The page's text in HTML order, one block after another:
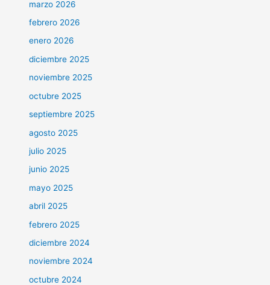
marzo 2026
febrero 2026
enero 2026
diciembre 2025
noviembre 2025
octubre 2025
septiembre 2025
agosto 2025
julio 2025
junio 2025
mayo 2025
abril 2025
febrero 2025
diciembre 2024
noviembre 2024
octubre 2024